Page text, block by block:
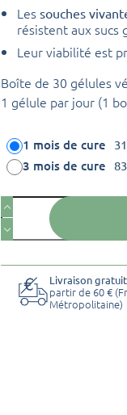
Les souches
résistent aux sucs
Leur viabilité est
Boîte de 30 gélules
1 gélule par jour (1
1 mois de cure
3 mois de cure
quantité
de
novaltransit
Livraison
partir de 60 €
Métropolitaine)